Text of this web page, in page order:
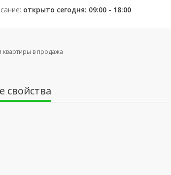
открыто сегодня: 09:00 - 18:00
суббота: Заблокированы
вторник: 09:00 - 18:00
квартиры в продажа
свойства